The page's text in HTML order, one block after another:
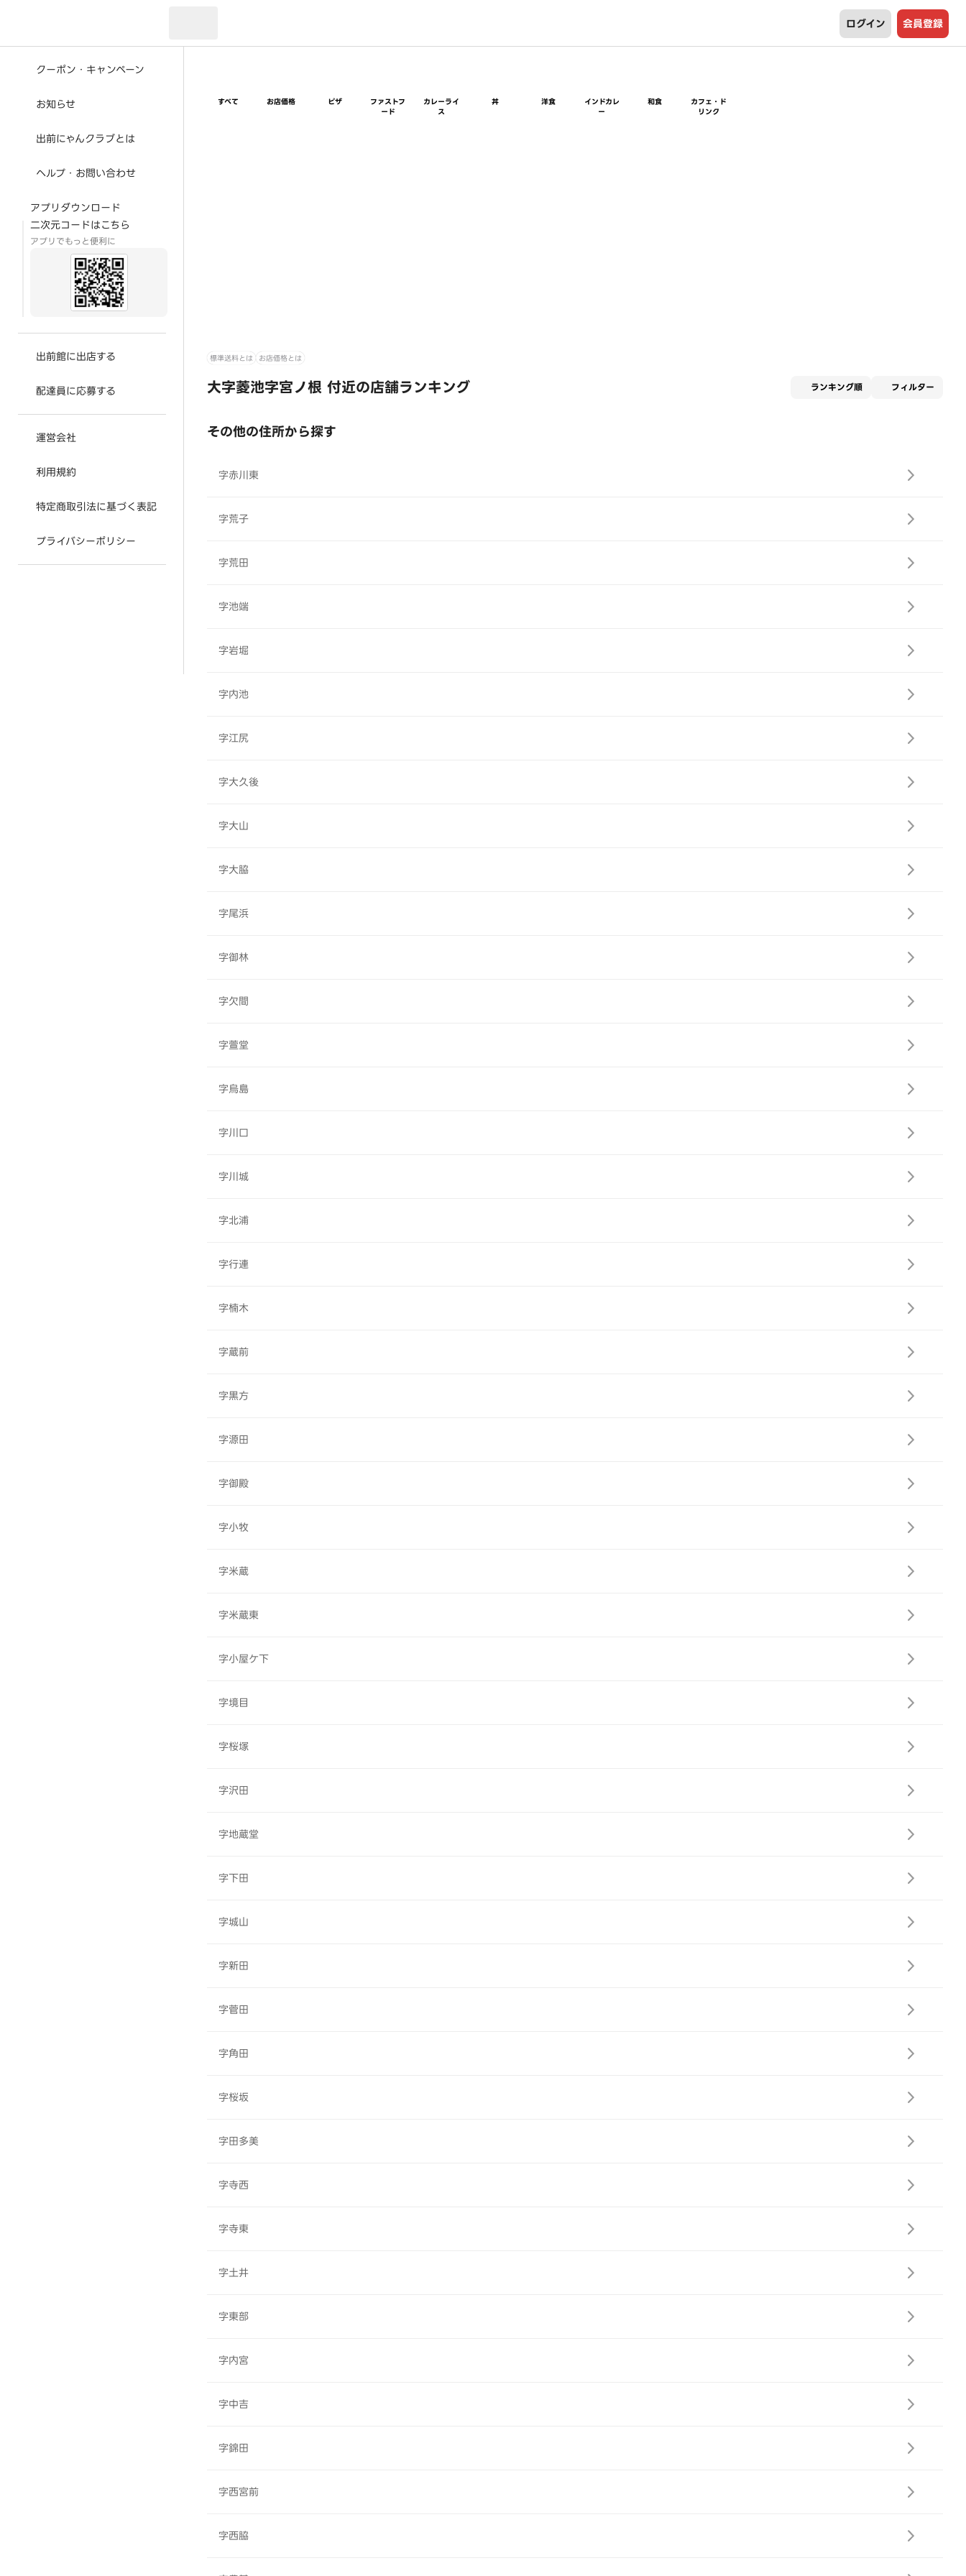
ログイン 会員登録
クーポン・キャンペーン
お知らせ
出前にゃんクラブとは
ヘルプ・お問い合わせ
アプリダウンロード
二次元コードはこちら
アプリでもっと便利に
出前館に出店する
配達員に応募する
運営会社
利用規約
特定商取引法に基づく表記
プライバシーポリシー
すべて お店価格 ピザ
ファストフ
ード
カレーライ
ス
丼 洋食
インドカレ
ー
和食
カフェ・ド
リンク
標準送料とは お店価格とは
大字菱池字宮ノ根 付近の店舗ランキング ランキング順 フィルター
その他の住所から探す
字赤川東
字荒子
字荒田
字池端
字岩堀
字内池
字江尻
字大久後
字大山
字大脇
字尾浜
字御林
字欠間
字萱堂
字烏島
字川口
字川城
字北浦
字行連
字楠木
字蔵前
字黒方
字源田
字御殿
字小牧
字米蔵
字米蔵東
字小屋ケ下
字境目
字桜塚
字沢田
字地蔵堂
字下田
字城山
字新田
字菅田
字角田
字桜坂
字田多美
字寺西
字寺東
字土井
字東部
字内宮
字中吉
字錦田
字西宮前
字西脇